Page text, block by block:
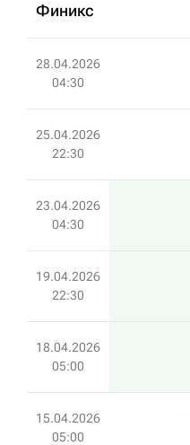
Финикс
28.04.2026
04:30
25.04.2026
22:30
23.04.2026
04:30
19.04.2026
22:30
18.04.2026
05:00
15.04.2026
05:00